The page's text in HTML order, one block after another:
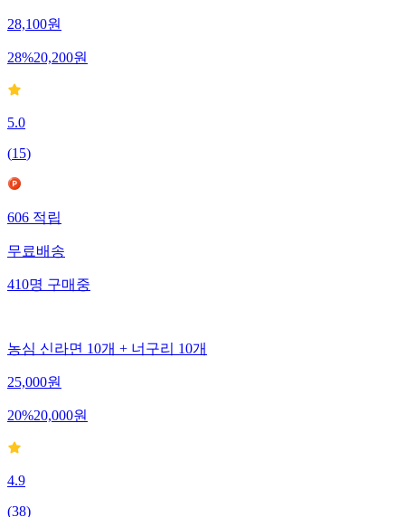
28,100원
28%20,200원
5.0
(15)
606 적립
무료배송
410명 구매중
농심 신라면 10개 + 너구리 10개
25,000원
20%20,000원
4.9
(38)